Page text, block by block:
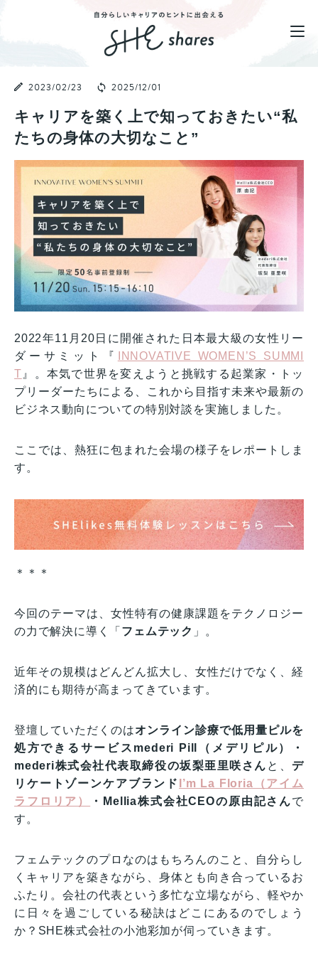
2023/02/23 2025/12/01
キャリアを築く上で知っておきたい“私
たちの身体の大切なこと”
2022年11月20日に開催された日本最大級の女性リー
ダーサミット『
INNOVATIVE WOMEN’S SUMMI
T 』。本気で世界を変えようと挑戦する起業家・トッ
プリーダーたちによる、これから目指す未来や最新の
ビジネス動向についての特別対談を実施しました。
ここでは、熱狂に包まれた会場の様子をレポートしま
す。
＊＊＊
今回のテーマは、女性特有の健康課題をテクノロジー
の力で解決に導く「 フェムテック 」。
近年その規模はどんどん拡大し、女性だけでなく、経
済的にも期待が高まってきています。
登壇していただくのはオンライン診療で低用量ピルを
処方できるサービスmederi Pill（メデリピル）・
mederi株式会社代表取締役の坂梨亜里咲さん と、 デ
リケートゾーンケアブランド I’m La Floria（アイム
ラフロリア）
・Mellia株式会社CEOの原由記さんで
す。
フェムテックのプロなのはもちろんのこと、自分らし
くキャリアを築きながら、身体とも向き合っているお
ふたり。会社の代表という多忙な立場ながら、軽やか
に日々を過ごしている秘訣はどこにあるのでしょう
か？SHE株式会社の小池彩加が伺っていきます。